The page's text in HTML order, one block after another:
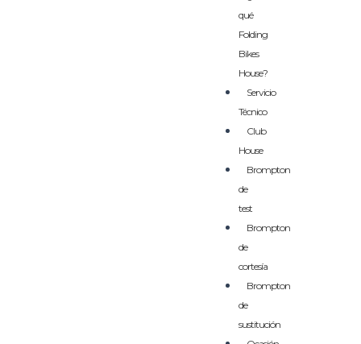
qué
Folding
Bikes
House?
Servicio
Técnico
Club
House
Brompton
de
test
Brompton
de
cortesía
Brompton
de
sustitución